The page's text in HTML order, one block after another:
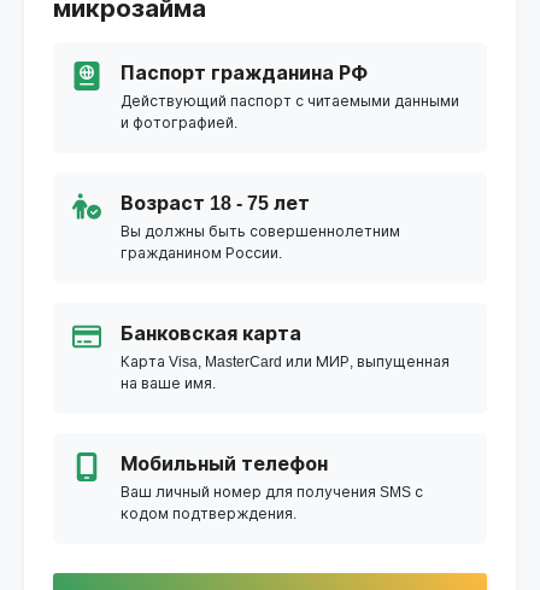
микрозайма
Паспорт гражданина РФ
Действующий паспорт с читаемыми данными
и фотографией.
Возраст 18 - 75 лет
Вы должны быть совершеннолетним
гражданином России.
Банковская карта
Карта Visa, MasterCard или МИР, выпущенная
на ваше имя.
Мобильный телефон
Ваш личный номер для получения SMS с
кодом подтверждения.